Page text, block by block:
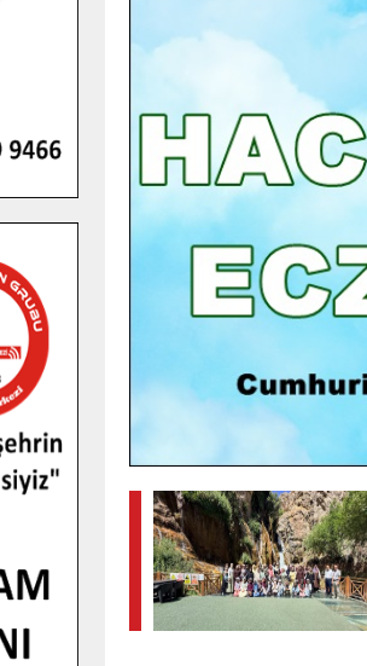
GENÇLER
YENI MEDYA VE